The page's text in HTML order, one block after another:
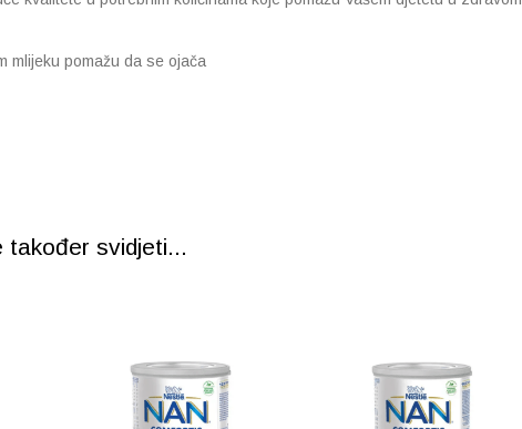
mlijeku pomažu da se ojača
također svidjeti...